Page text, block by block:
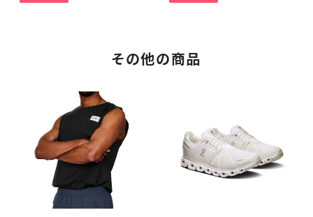
その他の商品